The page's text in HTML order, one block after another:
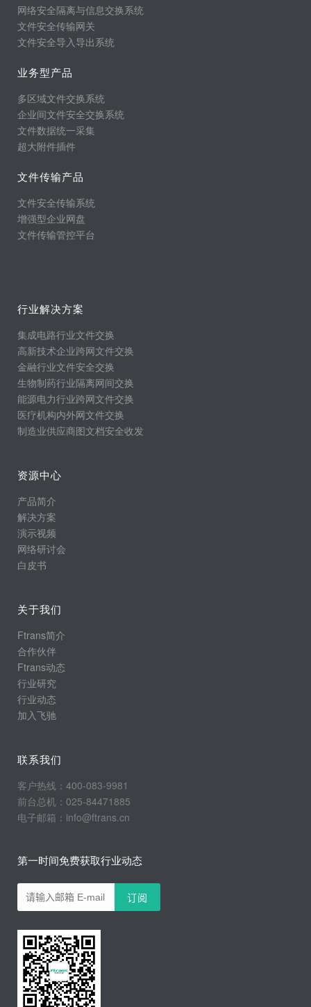
网络安全隔离与信息交换系统
文件安全传输网关
文件安全导入导出系统
业务型产品
多区域文件交换系统
企业间文件安全交换系统
文件数据统一采集
超大附件插件
文件传输产品
文件安全传输系统
增强型企业网盘
文件传输管控平台
行业解决方案
集成电路行业文件交换
高新技术企业跨网文件交换
金融行业文件安全交换
生物制药行业隔离网间交换
能源电力行业跨网文件交换
医疗机构内外网文件交换
制造业供应商图文档安全收发
资源中心
产品简介
解决方案
演示视频
网络研讨会
白皮书
关于我们
Ftrans简介
合作伙伴
Ftrans动态
行业研究
行业动态
加入飞驰
联系我们
客户热线：400-083-9981
前台总机：025-84471885
电子邮箱：info@ftrans.cn
第一时间免费获取行业动态